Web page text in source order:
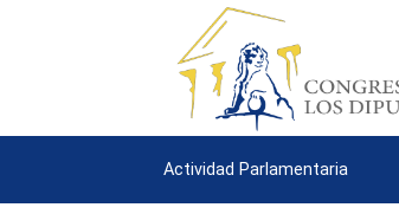
Actividad Parlamentaria